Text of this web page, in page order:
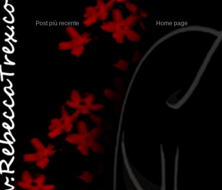
Post più recente Home page